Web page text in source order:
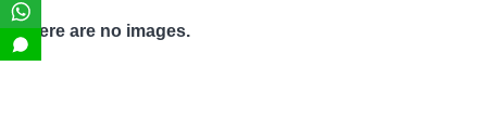
There are no images.